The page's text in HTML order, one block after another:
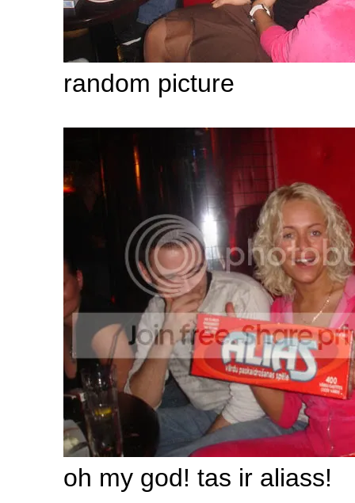
random picture
oh my god! tas ir aliass!